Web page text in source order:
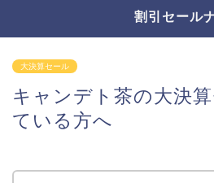
割引セール
大決算セール
キャンデト茶の大決
ている方へ